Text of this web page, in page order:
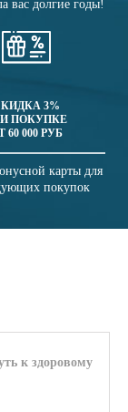
вас долгие годы!
3%
ПОКУПКЕ
60 000 РУБ
карты для
покупок
к здоровому